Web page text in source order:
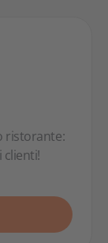
ristorante: